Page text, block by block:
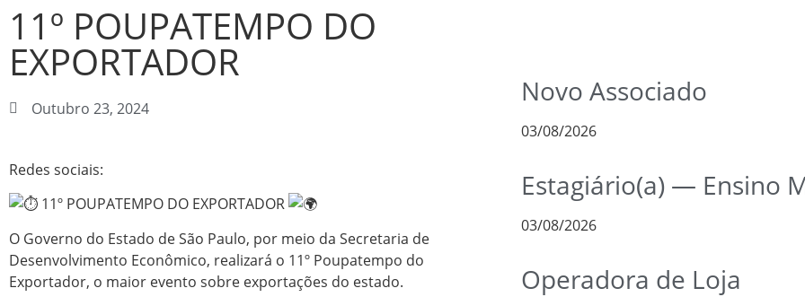
11º POUPATEMPO DO
EXPORTADOR
Outubro 23, 2024
Redes sociais:
11º POUPATEMPO DO EXPORTADOR
O Governo do Estado de São Paulo, por meio da Secretaria de
Desenvolvimento Econômico, realizará o 11º Poupatempo do
Exportador, o maior evento sobre exportações do estado.
Novo Associado
03/08/2026
Estagiário(a) — Ensino
03/08/2026
Operadora de Loja